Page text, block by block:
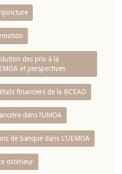
des prix à la
et perspectives
financiers de la BCEAO
dans l‘UMOA
de banque dans L‘UEMOA
extérieur